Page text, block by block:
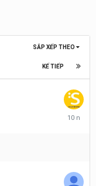
SẮP XẾP THEO
KẾ TIẾP
Tháng